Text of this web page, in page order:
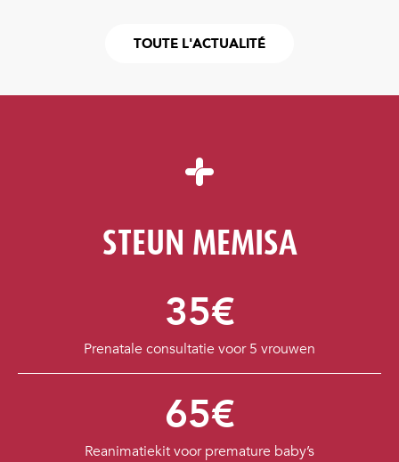
TOUTE L'ACTUALITÉ
STEUN MEMISA
35€
Prenatale consultatie voor 5 vrouwen
65€
Reanimatiekit voor premature baby’s